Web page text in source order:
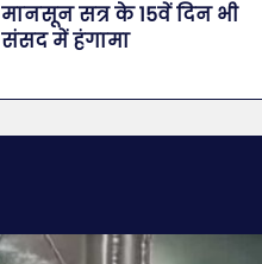
मानसून सत्र के 15वें दिन भी
संसद में हंगामा